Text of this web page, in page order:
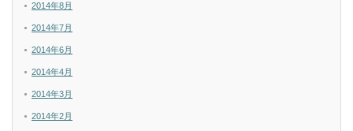
2014年8月
2014年7月
2014年6月
2014年4月
2014年3月
2014年2月